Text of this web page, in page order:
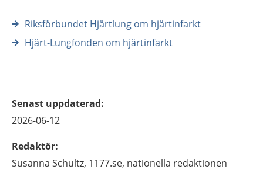
Riksförbundet Hjärtlung om hjärtinfarkt
Hjärt-Lungfonden om hjärtinfarkt
Senast uppdaterad:
2026-06-12
Redaktör:
Susanna Schultz, 1177.se, nationella redaktionen